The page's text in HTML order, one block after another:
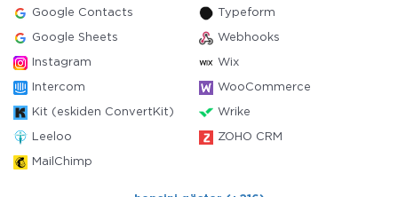
Google Contacts Typeform
Google Sheets Webhooks
Instagram Wix
Intercom WooCommerce
Kit (eskiden ConvertKit) Wrike
Leeloo ZOHO CRM
MailChimp